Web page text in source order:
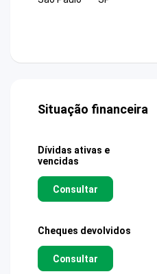
Situação financeira
Dívidas ativas e
vencidas
Consultar
Cheques devolvidos
Consultar